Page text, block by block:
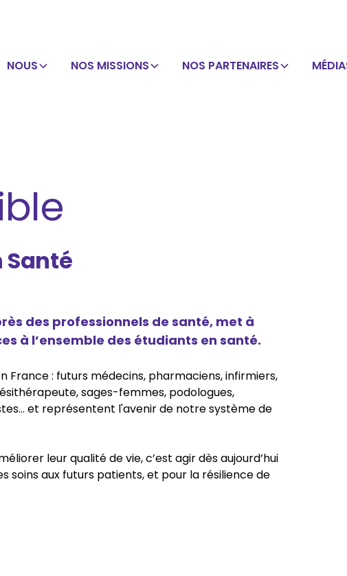
NOUS NOS MISSIONS NOS PARTENAIRES
Santé
des professionnels de santé, met à
à l’ensemble des étudiants en santé.
France : futurs médecins, pharmaciens, infirmiers,
sages-femmes, podologues,
et représentent l'avenir de notre système de
leur qualité de vie, c’est agir dès aujourd’hui
soins aux futurs patients, et pour la résilience de